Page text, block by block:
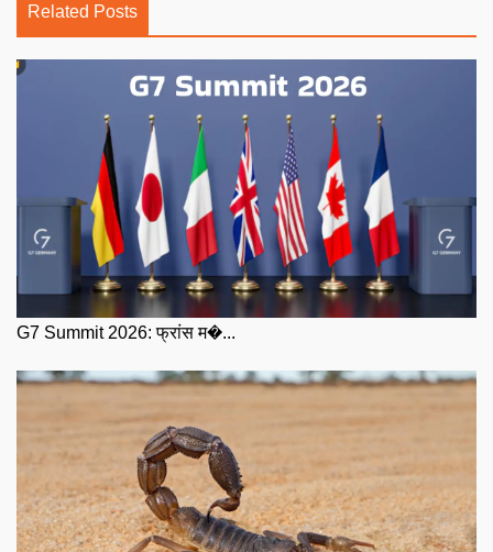
Related Posts
G7 Summit 2026: फ्रांस म�...